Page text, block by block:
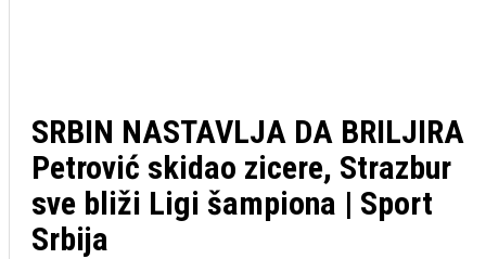
SRBIN NASTAVLJA DA BRILJIRA
Petrović skidao zicere, Strazbur
sve bliži Ligi šampiona | Sport
Srbija